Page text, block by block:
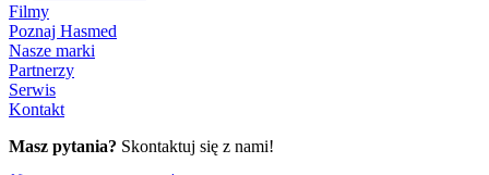
Filmy
Poznaj Hasmed
Nasze marki
Partnerzy
Serwis
Kontakt
Masz pytania? Skontaktuj się z nami!